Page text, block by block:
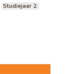
Studiejaar 2